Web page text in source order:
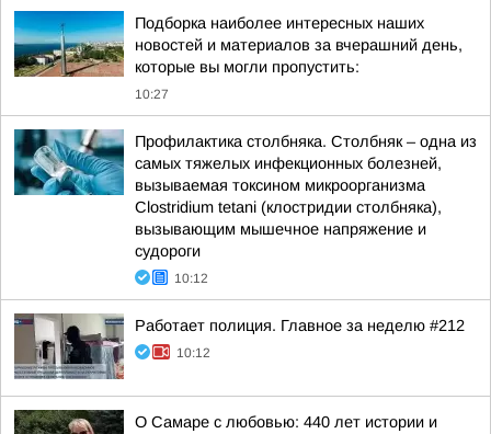
Подборка наиболее интересных наших
новостей и материалов за вчерашний день,
которые вы могли пропустить:
10:27
Профилактика столбняка. Столбняк – одна из
самых тяжелых инфекционных болезней,
вызываемая токсином микроорганизма
Clostridium tetani (клостридии столбняка),
вызывающим мышечное напряжение и
судороги
10:12
Работает полиция. Главное за неделю #212
10:12
О Самаре с любовью: 440 лет истории и